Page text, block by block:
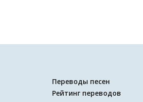
Переводы песен
Рейтинг переводов